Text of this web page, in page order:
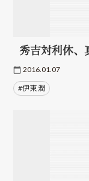
秀吉対利休、
2016.01.07
#伊東 潤